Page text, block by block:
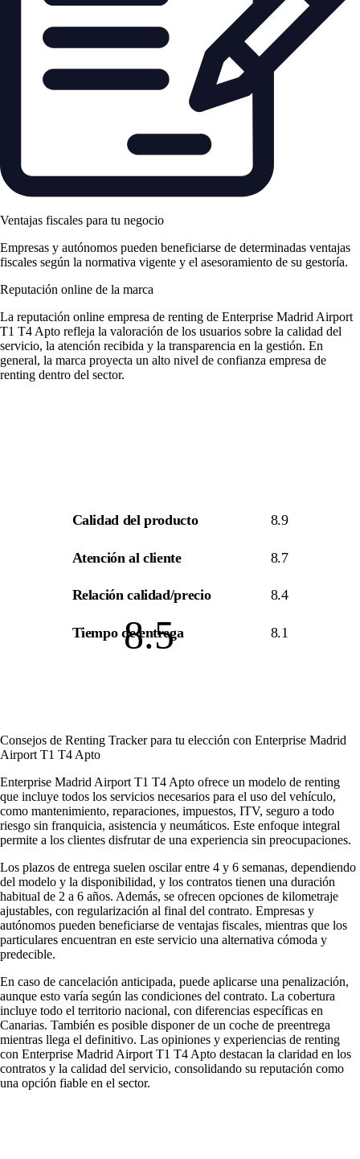
Ventajas fiscales para tu negocio
Empresas y autónomos pueden beneficiarse de determinadas ventajas
fiscales según la normativa vigente y el asesoramiento de su gestoría.
Reputación online de la marca
La reputación online empresa de renting de Enterprise Madrid Airport
T1 T4 Apto refleja la valoración de los usuarios sobre la calidad del
servicio, la atención recibida y la transparencia en la gestión. En
general, la marca proyecta un alto nivel de confianza empresa de
renting dentro del sector.
8.5
Calidad del producto 8.9
Atención al cliente 8.7
Relación calidad/precio 8.4
Tiempo de entrega 8.1
Consejos de Renting Tracker para tu elección con Enterprise Madrid
Airport T1 T4 Apto
Enterprise Madrid Airport T1 T4 Apto ofrece un modelo de renting
que incluye todos los servicios necesarios para el uso del vehículo,
como mantenimiento, reparaciones, impuestos, ITV, seguro a todo
riesgo sin franquicia, asistencia y neumáticos. Este enfoque integral
permite a los clientes disfrutar de una experiencia sin preocupaciones.
Los plazos de entrega suelen oscilar entre 4 y 6 semanas, dependiendo
del modelo y la disponibilidad, y los contratos tienen una duración
habitual de 2 a 6 años. Además, se ofrecen opciones de kilometraje
ajustables, con regularización al final del contrato. Empresas y
autónomos pueden beneficiarse de ventajas fiscales, mientras que los
particulares encuentran en este servicio una alternativa cómoda y
predecible.
En caso de cancelación anticipada, puede aplicarse una penalización,
aunque esto varía según las condiciones del contrato. La cobertura
incluye todo el territorio nacional, con diferencias específicas en
Canarias. También es posible disponer de un coche de preentrega
mientras llega el definitivo. Las opiniones y experiencias de renting
con Enterprise Madrid Airport T1 T4 Apto destacan la claridad en los
contratos y la calidad del servicio, consolidando su reputación como
una opción fiable en el sector.